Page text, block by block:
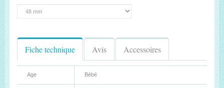
Fiche technique Avis Accessoires
Age Bébé